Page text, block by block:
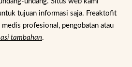
tujuan informasi saja. Freaktofit
medis profesional, pengobatan atau
tambahan.